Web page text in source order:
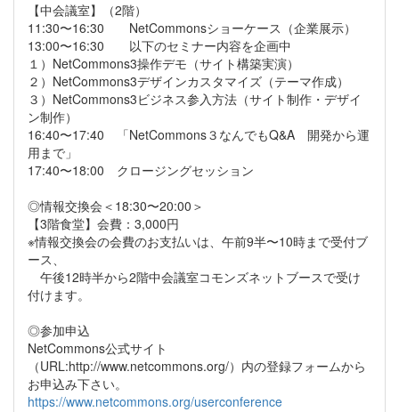
【中会議室】（2階）
11:30〜16:30 NetCommonsショーケース（企業展示）
13:00〜16:30 以下のセミナー内容を企画中
１）NetCommons3操作デモ（サイト構築実演）
２）NetCommons3デザインカスタマイズ（テーマ作成）
３）NetCommons3ビジネス参入方法（サイト制作・デザイ
ン制作）
16:40〜17:40 「NetCommons３なんでもQ&A 開発から運
用まで」
17:40〜18:00 クロージングセッション
◎情報交換会＜18:30〜20:00＞
【3階食堂】会費：3,000円
※情報交換会の会費のお支払いは、午前9半〜10時まで受付ブ
ース、
午後12時半から2階中会議室コモンズネットブースで受け
付けます。
◎参加申込
NetCommons公式サイト
（URL:http://www.netcommons.org/）内の登録フォームから
お申込み下さい。
https://www.netcommons.org/userconference